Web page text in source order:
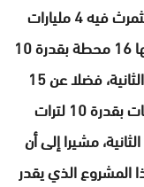
ويتضمن هذا البرنامج الطموح، الذي استثمرث فيه 4 مليارات
درهم، تركيب 26 محطة لتحلية المياه، منها 16 محطة بقدرة 10
لترات في الثانية، و10 بقدرة 5 لترات في الثانية، فضلا عن 15
محطة لتحلية المياه الأجاجة، منها 8 محطات بقدرة 10 لترات
5 لترات في الثانية، مشيرا إلى أن
المشروع الذي يقدر